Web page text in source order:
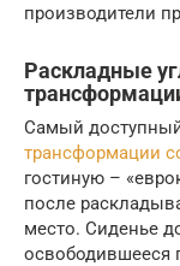
производители
Раскладные
Самый
трансформации
гостиную –
после
место. Сиденье
освободившееся